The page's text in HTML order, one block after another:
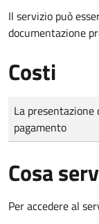
Il servizio può
documentazione
Costi
Tipo di pagamento
Importo
La
pagamento
Cosa
Per accedere al